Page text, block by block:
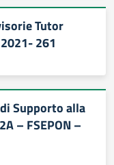
Tutor
261
Supporto alla
– FSEPON –